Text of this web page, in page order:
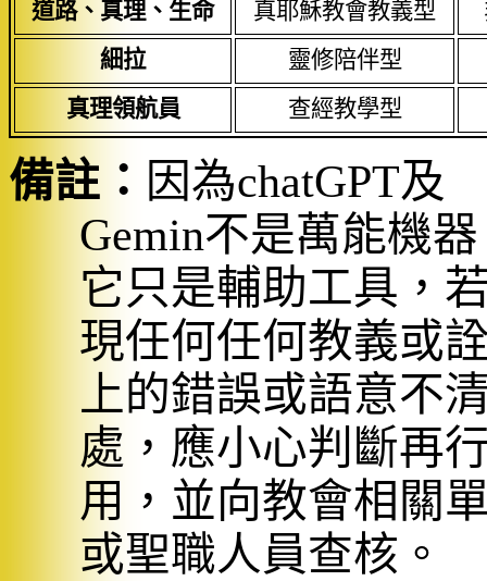
道路、真理、生命
真耶穌教會教義型
細拉
靈修陪伴型
真理領航員
查經教學型
備註： 因為chatGPT及
Gemin不是萬能機
它只是輔助工具，
現任何任何教義或
上的錯誤或語意不
處，應小心判斷再
用，並向教會相關
或聖職人員查核。